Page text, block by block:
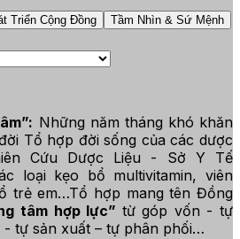
Triển Cộng Đồng
Tầm Nhìn & Sứ Mệnh
Những năm tháng khó khăn
Tổ hợp đời sống của các dược
Cứu Dược Liệu - Sở Y Tế
loại kẹo bổ multivitamin, viên
trẻ em…Tổ hợp mang tên Đồng
tâm hợp lực” từ góp vốn - tự
tự sản xuất – tự phân phối…